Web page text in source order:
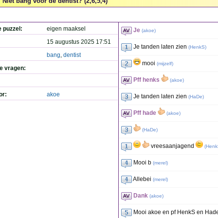
puzzel:
eigen maaksel
15 augustus 2025 17:51
bang, dentist
vragen:
akoe
Je (akoe)
Je tanden laten zien (HenkS)
mooi (mijzelf)
Pff henks (akoe)
Je tanden laten zien (HaDe)
Pff hade (akoe)
(HaDe)
vreesaanjagend (
Mooi b (merel)
Allebei (merel)
Dank (akoe)
Mooi akoe en pf HenkS en